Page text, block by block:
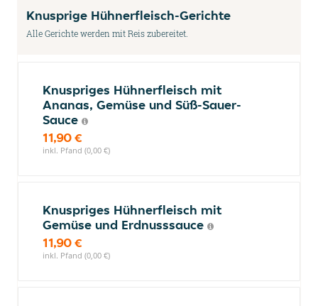
Knusprige Hühnerfleisch-Gerichte
Alle Gerichte werden mit Reis zubereitet.
Knuspriges Hühnerfleisch mit
Ananas, Gemüse und Süß-Sauer-
Sauce
11,90 €
inkl. Pfand (0,00 €)
Knuspriges Hühnerfleisch mit
Gemüse und Erdnusssauce
11,90 €
inkl. Pfand (0,00 €)